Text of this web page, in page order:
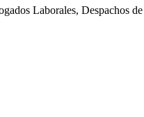
Laborales, Despachos